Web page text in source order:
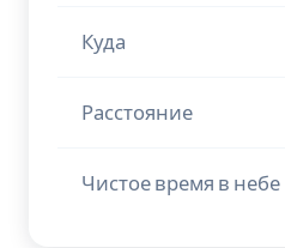
Куда
Расстояние
Чистое время в небе